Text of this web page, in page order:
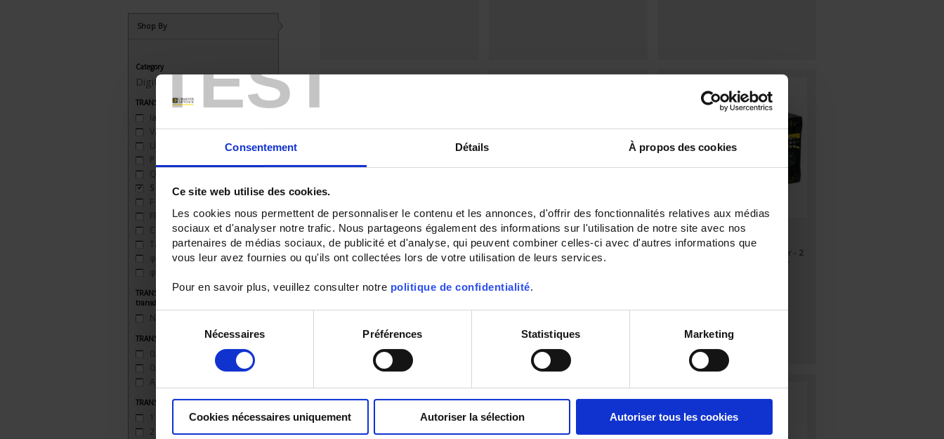
TEST
Consentement Détails À propos des cookies
Ce site web utilise des cookies.
Les cookies nous permettent de personnaliser le contenu et les annonces, d'offrir des fonctionnalités relatives aux médias
sociaux et d'analyser notre trafic. Nous partageons également des informations sur l'utilisation de notre site avec nos
partenaires de médias sociaux, de publicité et d'analyse, qui peuvent combiner celles-ci avec d'autres informations que
vous leur avez fournies ou qu'ils ont collectées lors de votre utilisation de leurs services.
Pour en savoir plus, veuillez consulter notre politique de confidentialité.
du
consentement
Nécessaires Préférences Statistiques Marketing
Cookies nécessaires uniquement Autoriser la sélection Autoriser tous les cookies
Shop By
Category
Digital transducers
TRANSDUCTEURS - Grandeurs mesurées
Iac
Vac(13)
Uac
P
Q
S
F
FP
Cos φ(9)
Tan φ(9)
φ
φ (U'-U'')
TRANSDUCTEURS - Type de
transducteur
Numérique programmable
TRANSDUCTEURS - Classe de précision
0.5%
0.2%
Ajustable de 0.1 à 1.0 %
TRANSDUCTEURS - Sorties
1 sortie analogique (3)
2 sorties analogiques(3)
TRIAD2 4AO
Programmable digital transducer - 4
analog outputs - Auxiliary power
TRIAD2 CFG
Programmable digital transducer - 1
to 4 analog outputs - Configuration
TRIAD2 2AO
Programmable digital transducer - 2
analog outputs - Auxiliary power